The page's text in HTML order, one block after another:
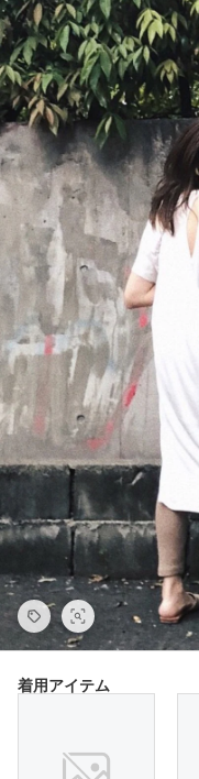
着用アイテム